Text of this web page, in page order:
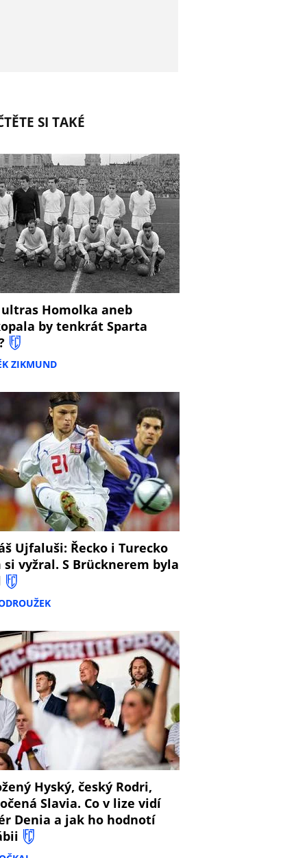
SI TAKÉ
ultras Homolka aneb
by tenkrát Sparta
ZIKMUND
Ujfaluši: Řecko i Turecko
si vyžral. S Brücknerem byla
Hyský, český Rodri,
Slavia. Co v lize vidí
Denia a jak ho hodnotí
8